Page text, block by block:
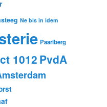
Ne bis in idem
Paarlberg
1012 PvdA